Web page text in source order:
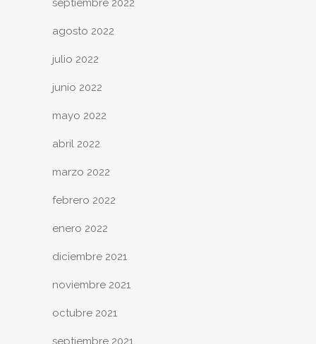
septiembre 2022
agosto 2022
julio 2022
junio 2022
mayo 2022
abril 2022
marzo 2022
febrero 2022
enero 2022
diciembre 2021
noviembre 2021
octubre 2021
septiembre 2021